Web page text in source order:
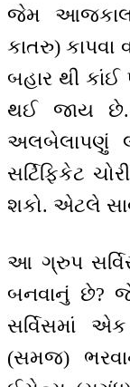
જેમ
કાતરુ) કાપવા
બહાર થી
થઈ જાય છે.
અલબેલાપણું
સર્ટિફિકેટ
શકો. એટલે
આ ગ્રુપ
બનવાનું છે?
સર્વિસમાં
(સમજ)